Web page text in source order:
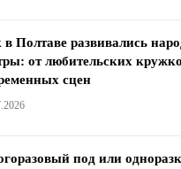
в Полтаве развивались
от любительских
сцен
под или